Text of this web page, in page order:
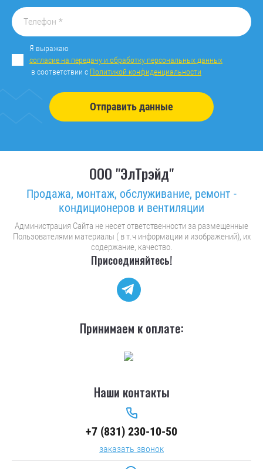
Я выражаю
согласие на передачу и обработку персональных данных
в соответствии с Политикой конфиденциальности
Отправить данные
ООО "ЭлТрэйд"
Продажа, монтаж, обслуживание, ремонт -
кондиционеров и вентиляции
Администрация Сайта не несет ответственности за размещенные
Пользователями материалы ( в т.ч информации и изображений), их
содержание, качество.
Присоединяйтесь!
Принимаем к оплате:
Наши контакты
+7 (831) 230-10-50
заказать звонок